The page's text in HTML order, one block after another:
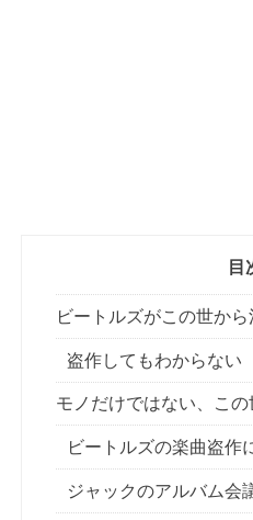
目
ビートルズがこの世から
盗作してもわからない
モノだけではない、こ
ビートルズの楽曲盗作
ジャックのアルバム会